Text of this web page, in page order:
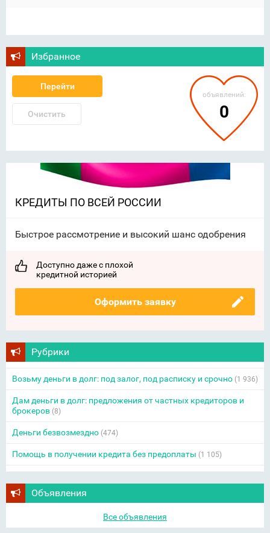
Избранное
Перейти
Очистить
объявлений:
0
КРЕДИТЫ ПО ВСЕЙ РОССИИ
Быстрое рассмотрение и высокий шанс одобрения
Доступно даже с плохой
кредитной историей
Оформить заявку
Рубрики
Возьму деньги в долг: под залог, под расписку и срочно (1 936)
Дам деньги в долг: предложения от частных кредиторов и
брокеров (8)
Деньги безвозмездно (474)
Помощь в получении кредита без предоплаты (1 105)
Объявления
Все объявления